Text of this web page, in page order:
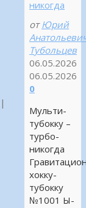
никогда
от Юрий
Тубольцев
06.05.2026
06.05.2026
0
Мульти-
тубокку –
турбо-
никогда
хокку-
тубокку
№1001 Ы-
|